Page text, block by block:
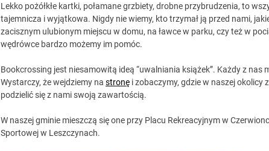
Lekko pożółkłe kartki, połamane grzbiety, drobne przybrudzenia, to
tajemnicza i wyjątkowa. Nigdy nie wiemy, kto trzymał ją przed nami,
zacisznym ulubionym miejscu w domu, na ławce w parku, czy też w
wędrówce bardzo możemy im pomóc.
Bookcrossing jest niesamowitą ideą “uwalniania książek”. Każdy z nas
Wystarczy, że wejdziemy na stronęi zobaczymy, gdzie w naszej okolicy
podzielić się z nami swoją zawartością.
W naszej gminie mieszczą się one przy Placu Rekreacyjnym w
Sportowej w Leszczynach.